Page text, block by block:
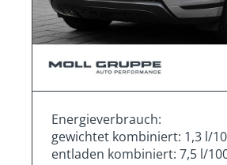
Energieverbrauch:
gewichtet kombiniert: 1,3 l/
entladen kombiniert: 7,5 l/